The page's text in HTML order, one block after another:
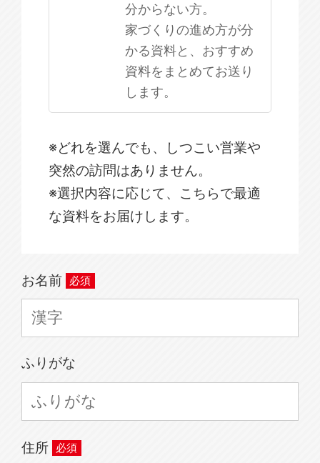
分からない方。
家づくりの進め方が分
かる資料と、おすすめ
資料をまとめてお送り
します。
※どれを選んでも、しつこい営業や
突然の訪問はありません。
※選択内容に応じて、こちらで最適
な資料をお届けします。
お名前
ふりがな
住所